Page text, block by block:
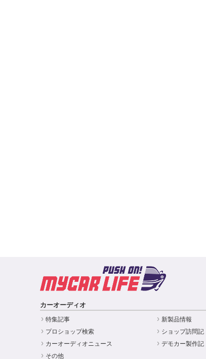
カーオーディオ
特集記事
新製品情報
プロショップ検索
ショップ訪問記
カーオーディオニュース
デモカー製作記
その他